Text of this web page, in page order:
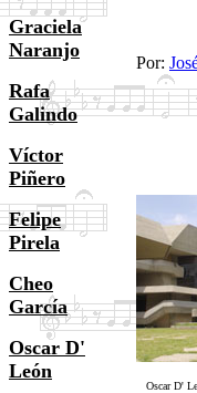
Graciela
Naranjo
Rafa
Galindo
Víctor
Piñero
Felipe
Pirela
Cheo
García
Oscar D'
León
Por:
Oscar D'